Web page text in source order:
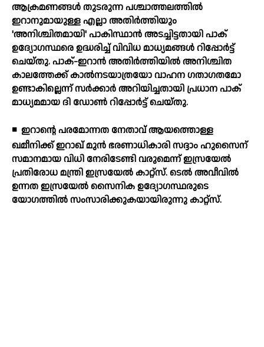
ആക്രമണങ്ങള്‍ തുടരുന്ന പശ്ചാത്തലത്തില്‍
ഇറാനുമായുള്ള എല്ലാ അതിര്‍ത്തിയും
'അനിശ്ചിതമായി' പാകിസ്ഥാന്‍ അടച്ചിട്ടതായി പാക്
ഉദ്യോഗസ്ഥരെ ഉദ്ധരിച്ച് വിവിധ മാധ്യമങ്ങള്‍ റിപ്പോര്‍ട്ട്
ചെയ്തു. പാക്-ഇറാന്‍ അതിര്‍ത്തിയില്‍ അനിശ്ചിത
കാലത്തേക്ക് കാല്‍നടയാത്രയോ വാഹന ഗതാഗതമോ
ഉണ്ടാകില്ലെന്ന് സര്‍ക്കാര്‍ അറിയിച്ചതായി പ്രധാന പാക്
മാധ്യമമായ ദി ഡോണ്‍ റിപ്പോര്‍ട്ട് ചെയ്തു.
◾ ഇറാന്റെ പരമോന്നത നേതാവ് ആയത്തൊള്ള
ഖമീനിക്ക് ഇറാഖ് മുന്‍ ഭരണാധികാരി സദ്ദാം ഹുസൈന്
സമാനമായ വിധി നേരിടേണ്ടി വരുമെന്ന് ഇസ്രയേല്‍
പ്രതിരോധ മന്ത്രി ഇസ്രയേല്‍ കാറ്റ്‌സ്. ടെല്‍ അവീവില്‍
ഉന്നത ഇസ്രയേല്‍ സൈനിക ഉദ്യോഗസ്ഥരുടെ
യോഗത്തില്‍ സംസാരിക്കുകയായിരുന്നു കാറ്റ്‌സ്.